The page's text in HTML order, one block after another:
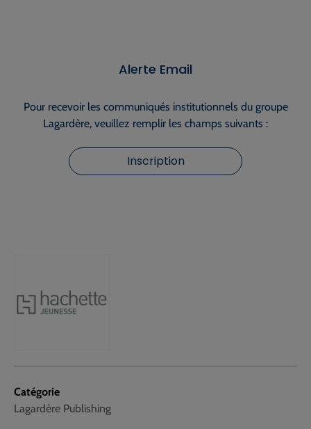
Catégorie
Lagardère Publishing
Alerte Email
Pour recevoir les communiqués institutionnels du groupe
Lagardère, veuillez remplir les champs suivants :
Inscription